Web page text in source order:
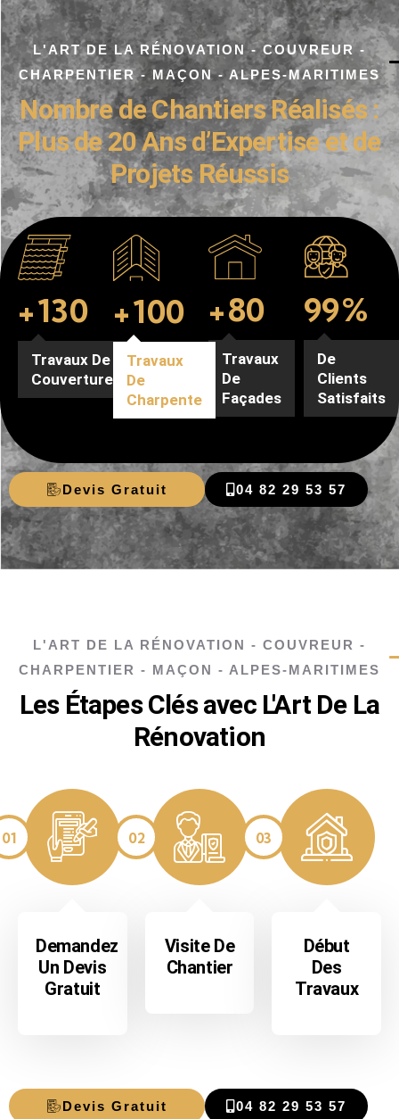
L'ART DE LA RÉNOVATION - COUVREUR -
CHARPENTIER - MAÇON - ALPES-MARITIMES
Nombre de Chantiers Réalisés :
Plus de 20 Ans d’Expertise et de
Projets Réussis
+130
Travaux De
Couverture
+100
Travaux
De
Charpente
+80
Travaux
De
Façades
99%
De
Clients
Satisfaits
Devis Gratuit 04 82 29 53 57
L'ART DE LA RÉNOVATION - COUVREUR -
CHARPENTIER - MAÇON - ALPES-MARITIMES
Les Étapes Clés avec L'Art De La
Rénovation
01
Demandez
Un Devis
Gratuit
02
Visite De
Chantier
03
Début
Des
Travaux
Devis Gratuit 04 82 29 53 57